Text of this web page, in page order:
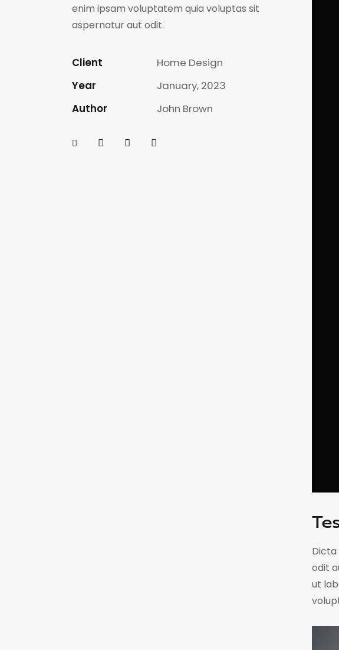
enim ipsam voluptatem quia voluptas sit
aspernatur aut odit.
Client
Home Design
Year
January, 2023
Author
John Brown
odit
ut